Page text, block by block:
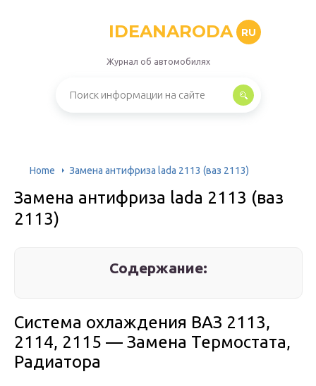
IDEANARODA RU
Журнал об автомобилях
Home Замена антифриза lada 2113 (ваз 2113)
Замена антифриза lada 2113 (ваз
2113)
Содержание:
Система охлаждения ВАЗ 2113,
2114, 2115 — Замена Термостата,
Радиатора